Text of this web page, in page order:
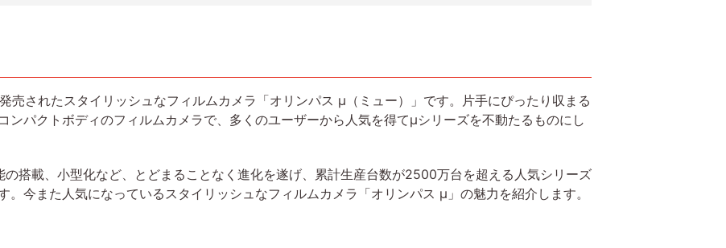
売されたスタイリッシュなフィルムカメラ「オリンパス μ（ミュー）」です。片手にぴったり収まる
ンパクトボディのフィルムカメラで、多くのユーザーから人気を得てμシリーズを不動たるものにし
搭載、小型化など、とどまることなく進化を遂げ、累計生産台数が2500万台を超える人気シリーズ
。今また人気になっているスタイリッシュなフィルムカメラ「オリンパス μ」の魅力を紹介します。